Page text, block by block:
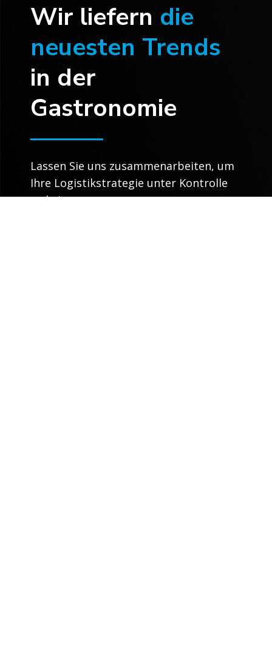
Wir liefern die
neuesten Trends
in der
Gastronomie
Lassen Sie uns zusammenarbeiten, um
Ihre Logistikstrategie unter Kontrolle
zu bringen.